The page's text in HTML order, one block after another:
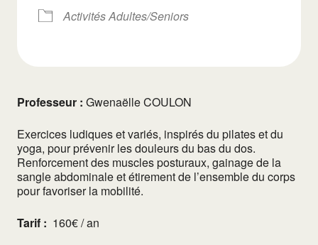
Activités Adultes/Seniors
Professeur : Gwenaëlle COULON
Exercices ludiques et variés, inspirés du pilates et du
yoga, pour prévenir les douleurs du bas du dos.
Renforcement des muscles posturaux, gainage de la
sangle abdominale et étirement de l’ensemble du corps
pour favoriser la mobilité.
Tarif : 160€ / an